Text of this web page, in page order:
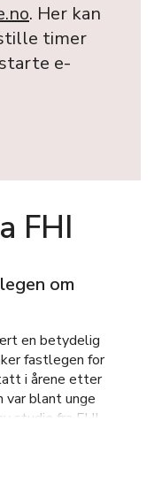
. Her kan
timer
e-
FHI
om
en betydelig
fastlegen for
i årene etter
var blant unge
studie fra FHI.